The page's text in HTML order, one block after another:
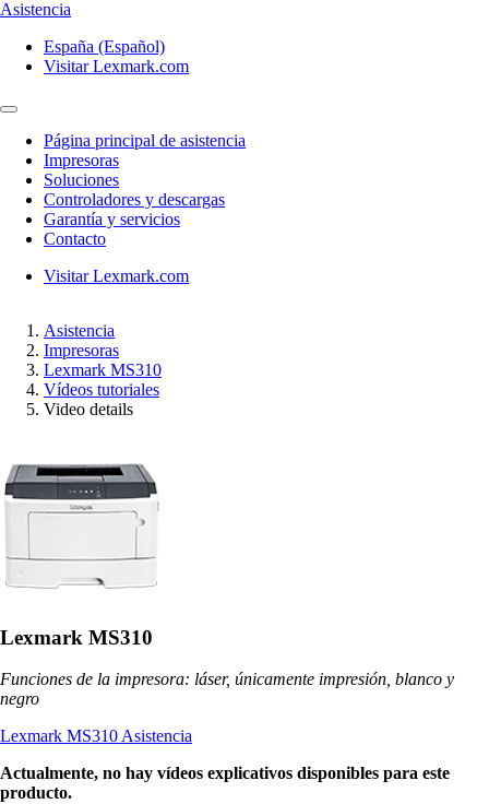
Asistencia
España (Español)
Visitar Lexmark.com
Página principal de asistencia
Impresoras
Soluciones
Controladores y descargas
Garantía y servicios
Contacto
Visitar Lexmark.com
Asistencia
Impresoras
Lexmark MS310
Vídeos tutoriales
Video details
Lexmark MS310
Funciones de la impresora: láser, únicamente impresión, blanco y
negro
Lexmark MS310 Asistencia
Actualmente, no hay vídeos explicativos disponibles para este
producto.